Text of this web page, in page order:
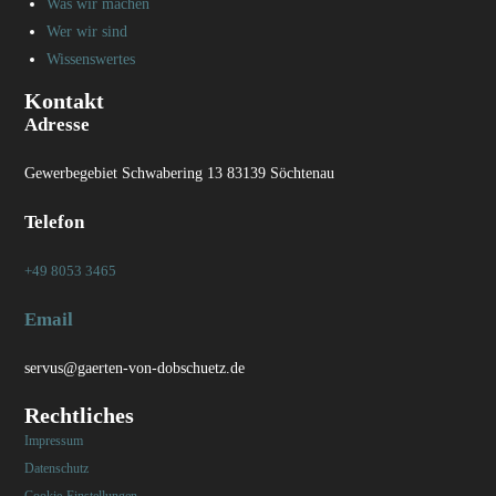
Was wir machen
Wer wir sind
Wissenswertes
Kontakt
Adresse
Gewerbegebiet Schwabering 13 83139 Söchtenau
Telefon
+49 8053 3465
Email
servus@gaerten-von-dobschuetz.de
Rechtliches
Impressum
Datenschutz